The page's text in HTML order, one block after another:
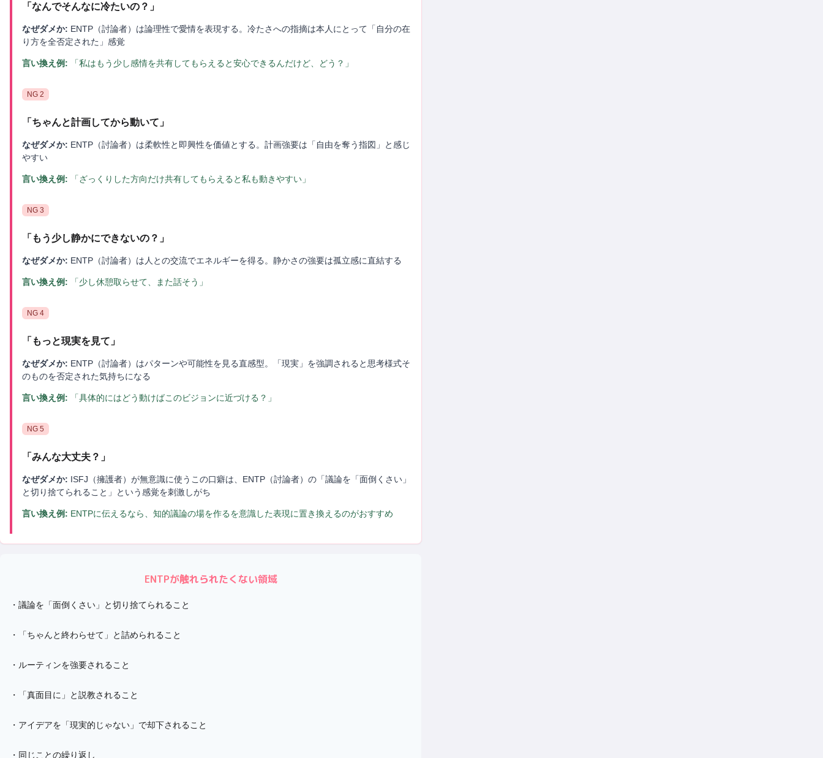
「 なんでそんなに冷たいの？ 」
なぜダメか: ENTP（討論者）は論理性で愛情を表現する。冷たさへの指摘は本人にとって「自分の在
り方を全否定された」感覚
言い換え例: 「私はもう少し感情を共有してもらえると安心できるんだけど、どう？」
NG 2
「 ちゃんと計画してから動いて 」
なぜダメか: ENTP（討論者）は柔軟性と即興性を価値とする。計画強要は「自由を奪う指図」と感じ
やすい
言い換え例: 「ざっくりした方向だけ共有してもらえると私も動きやすい」
NG 3
「 もう少し静かにできないの？ 」
なぜダメか: ENTP（討論者）は人との交流でエネルギーを得る。静かさの強要は孤立感に直結する
言い換え例: 「少し休憩取らせて、また話そう」
NG 4
「 もっと現実を見て 」
なぜダメか: ENTP（討論者）はパターンや可能性を見る直感型。「現実」を強調されると思考様式そ
のものを否定された気持ちになる
言い換え例: 「具体的にはどう動けばこのビジョンに近づける？」
NG 5
「 みんな大丈夫？ 」
なぜダメか: ISFJ（擁護者）が無意識に使うこの口癖は、ENTP（討論者）の「議論を「面倒くさい」
と切り捨てられること」という感覚を刺激しがち
言い換え例: ENTPに伝えるなら、知的議論の場を作るを意識した表現に置き換えるのがおすすめ
ENTPが触れられたくない領域
・ 議論を「面倒くさい」と切り捨てられること
・ 「ちゃんと終わらせて」と詰められること
・ ルーティンを強要されること
・ 「真面目に」と説教されること
・ アイデアを「現実的じゃない」で却下されること
・ 同じことの繰り返し